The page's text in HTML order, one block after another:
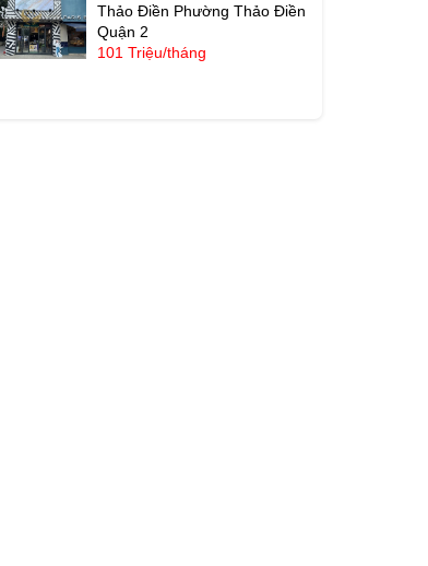
Thảo Điền Phường Thảo Điền
Quận 2
101 Triệu/tháng